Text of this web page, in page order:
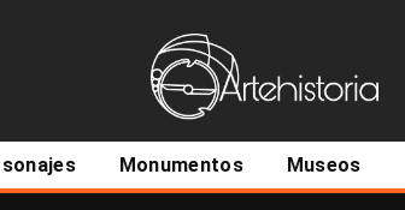
Monumentos Museos